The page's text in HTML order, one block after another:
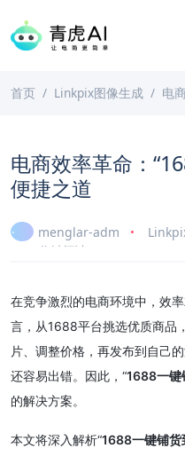
首页 Linkpix图像生成 电商
电商效率革命：
便捷之道
menglar-adm
6 分钟阅读
在竞争激烈的电商环境中，效
言，从1688平台挑选优质商品
片、调整价格，再发布到自己
还容易出错。因此，“1688一键
的解决方案。
本文将深入解析“1688一键铺货